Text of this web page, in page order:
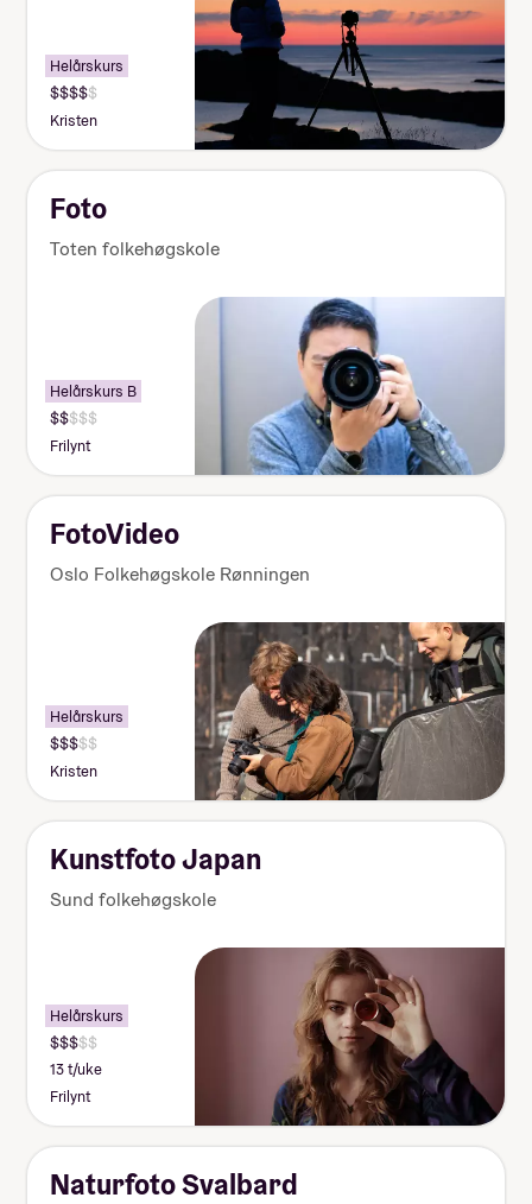
Måltider pr dag inkludert: 2
Helårskurs
Kristen
Foto
Toten folkehøgskole
Helårskurs B
Frilynt
FotoVideo
Oslo Folkehøgskole Rønningen
Helårskurs
Kristen
Kunstfoto Japan
Sund folkehøgskole
Helårskurs
13 t/uke
Frilynt
Naturfoto Svalbard